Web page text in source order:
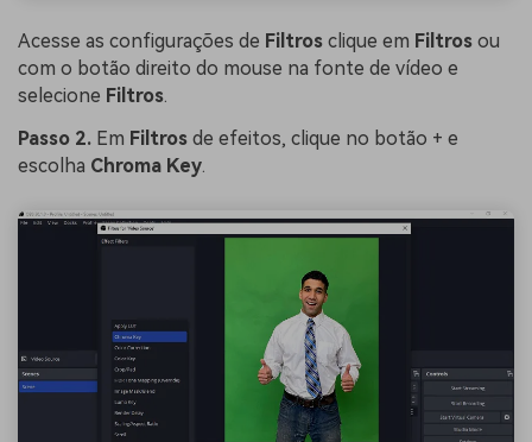
Acesse as configurações de Filtros clique em Filtros ou
com o botão direito do mouse na fonte de vídeo e
selecione Filtros.
Passo 2. Em Filtros de efeitos, clique no botão + e
escolha Chroma Key.